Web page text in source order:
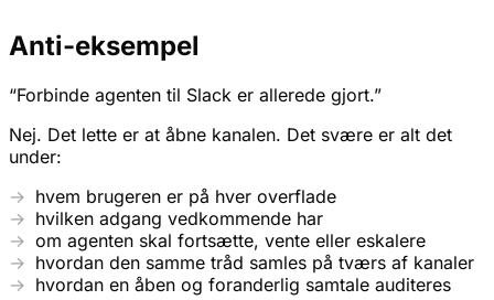
Anti-eksempel
“Forbinde agenten til Slack er allerede gjort.”
Nej. Det lette er at åbne kanalen. Det svære er alt det
under:
hvem brugeren er på hver overflade
hvilken adgang vedkommende har
om agenten skal fortsætte, vente eller eskalere
hvordan den samme tråd samles på tværs af kanaler
hvordan en åben og foranderlig samtale auditeres